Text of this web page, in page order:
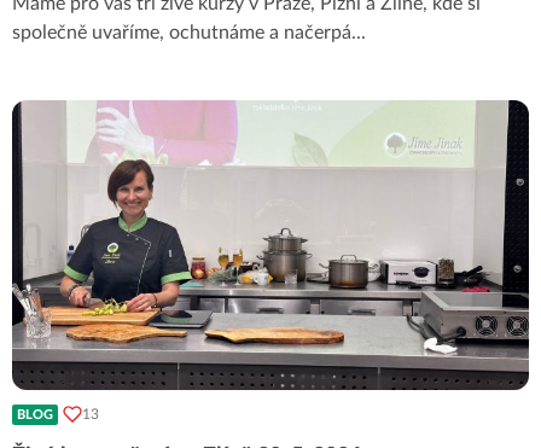
společně uvaříme, ochutnáme a načerpá...
BLOG 13